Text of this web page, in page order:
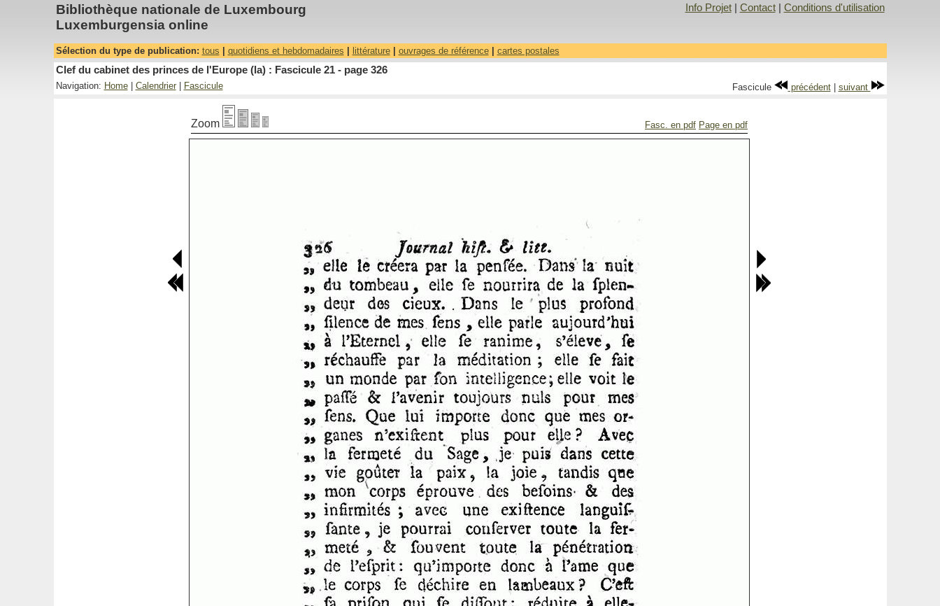
Bibliothèque nationale de Luxembourg
Luxemburgensia online
Info Projet| Contact| Conditions d'utilisation
Sélection du type de publication: tous quotidiens et hebdomadaires littérature| ouvrages de référence| cartes postales
Clef du cabinet des princes de l'Europe (la) : Fascicule 21 - page 326
Navigation: Home| Calendrier| Fascicule Fascicule précédent| suivant
Zoom Fasc. en pdf Page en pdf